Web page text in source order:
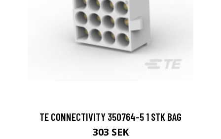
TE CONNECTIVITY 350764-5 1 STK BAG
303 SEK